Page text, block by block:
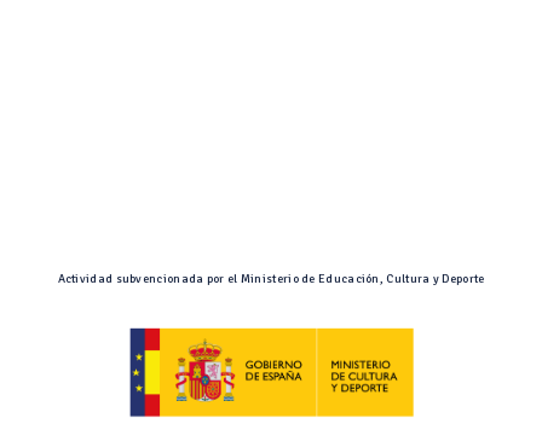
Actividad subvencionada por el Ministerio de Educación, Cultura y Deporte